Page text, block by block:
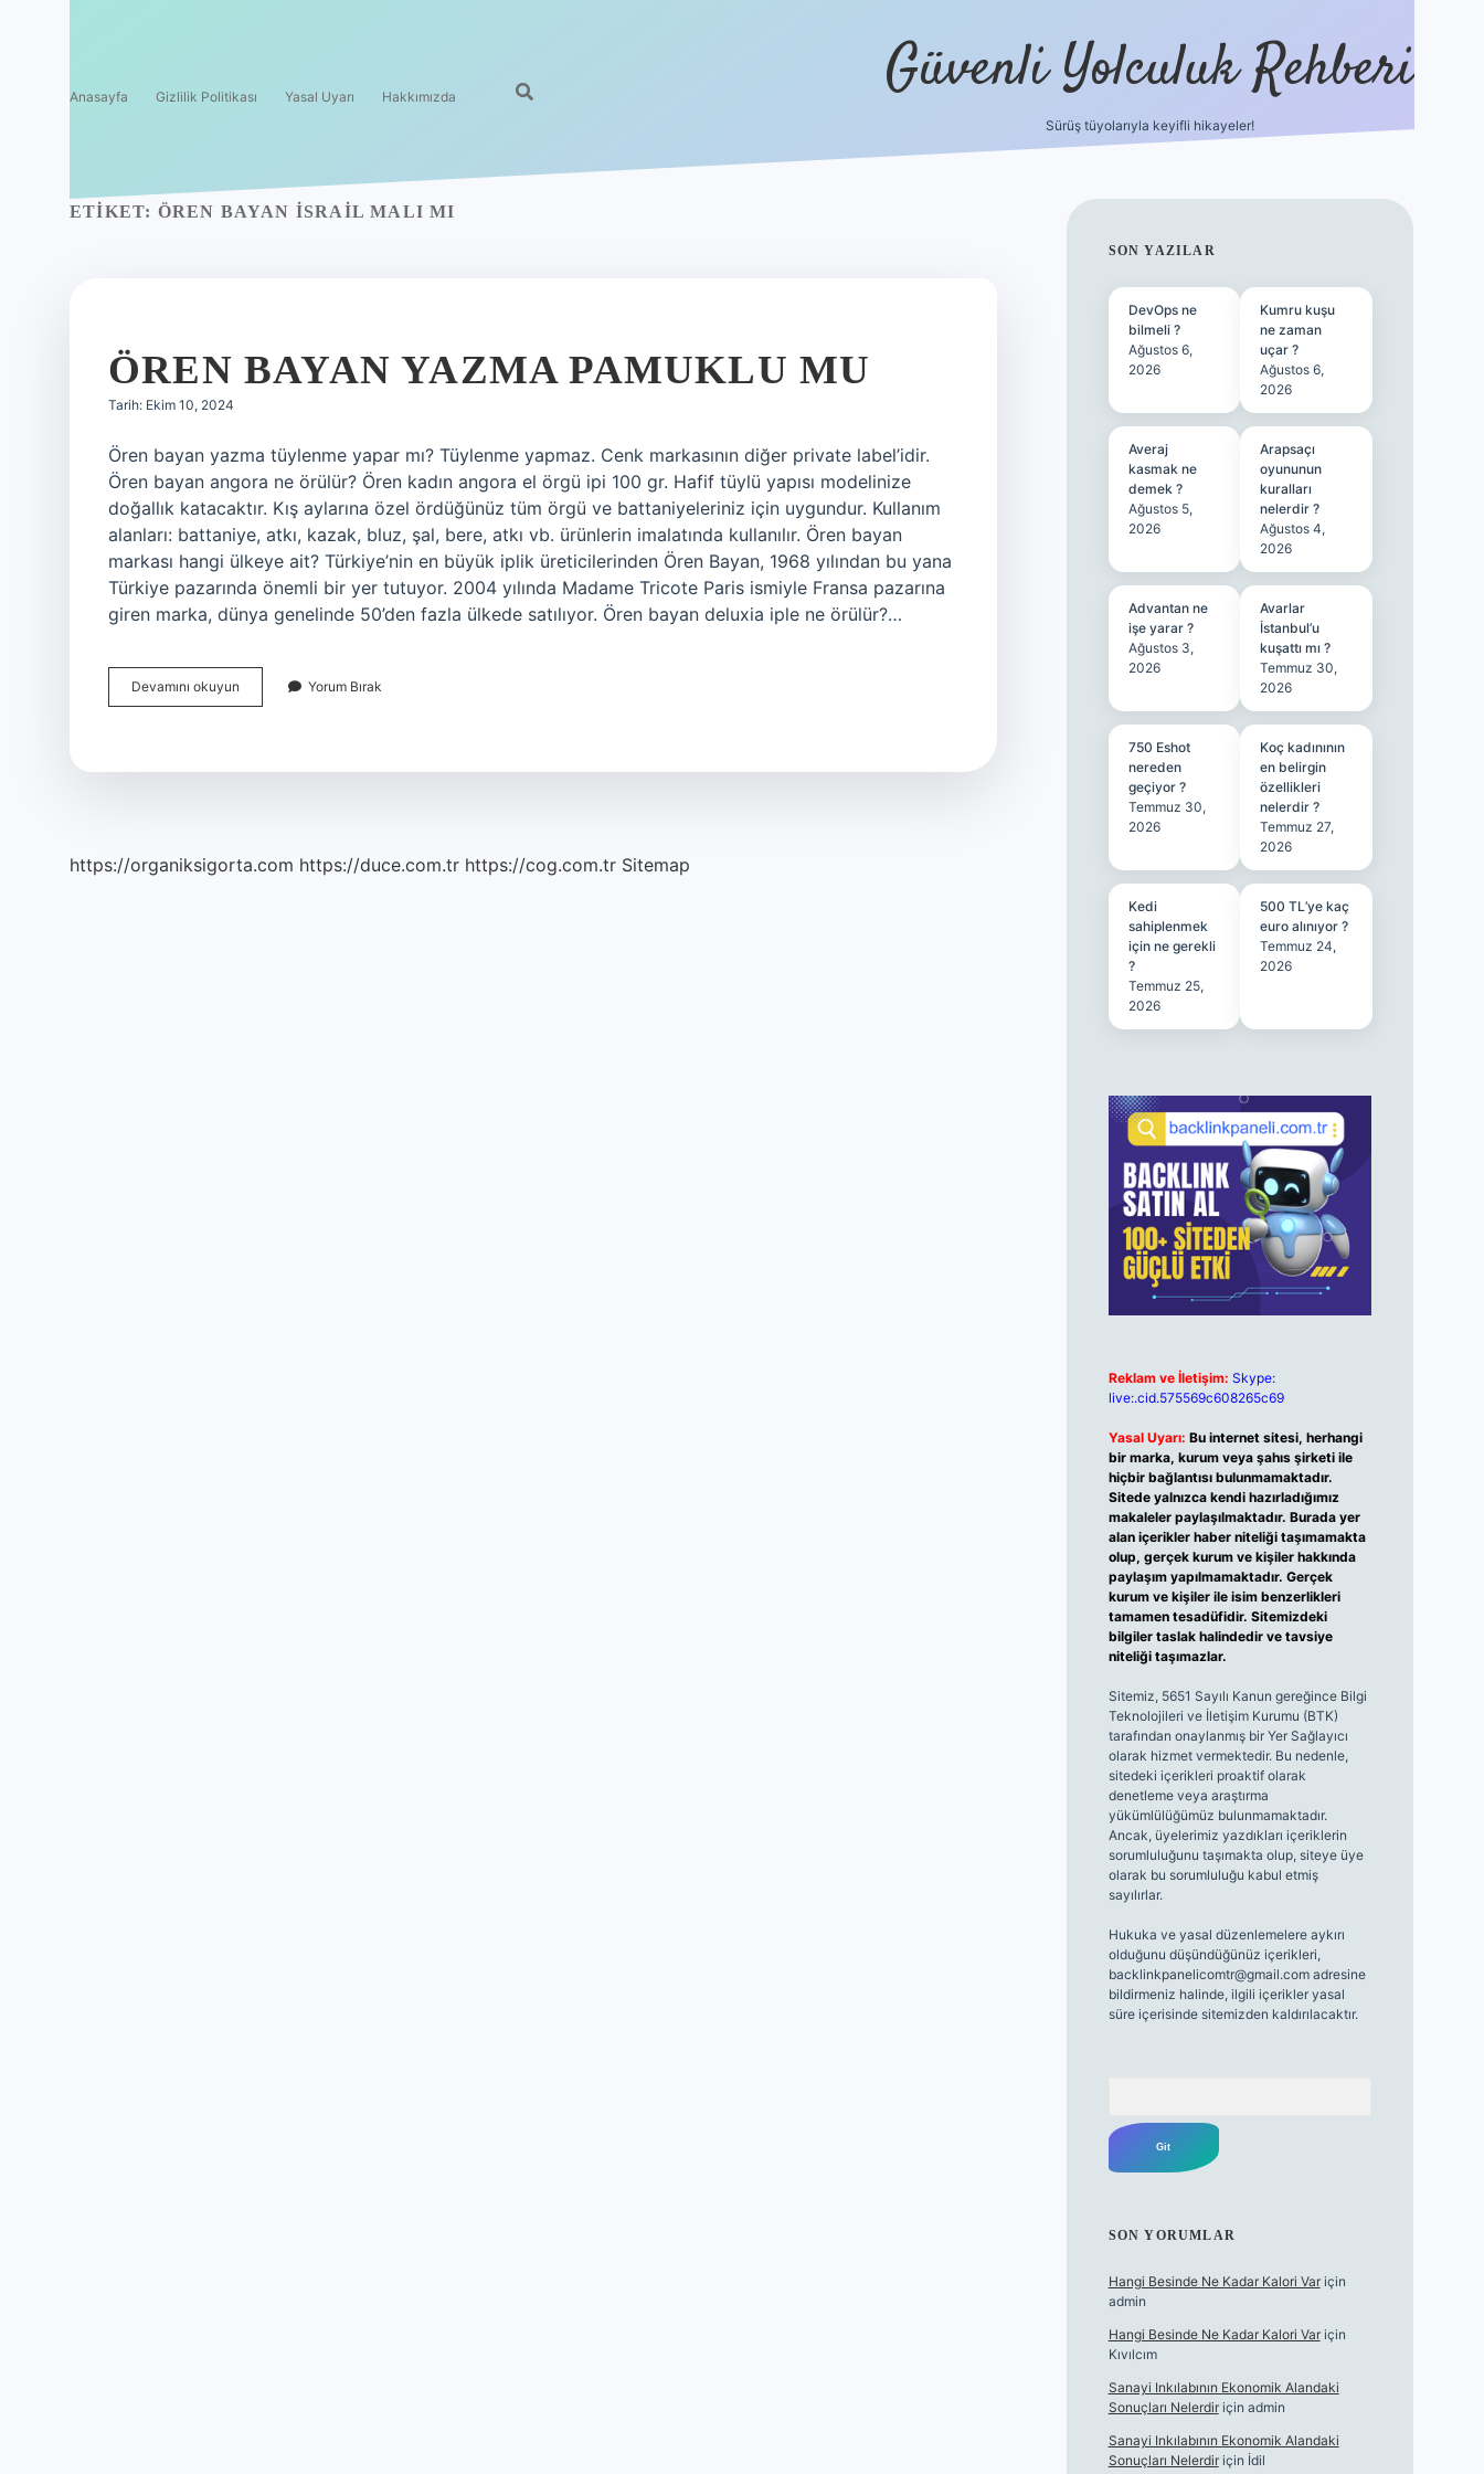
Anasayfa Gizlilik Politikası Yasal Uyarı Hakkımızda Güvenli Yolculuk Rehberi
Sürüş tüyolarıyla keyifli hikayeler!
ETIKET: ÖREN BAYAN İSRAIL MALI MI
ÖREN BAYAN YAZMA PAMUKLU MU
Tarih: Ekim 10, 2024
Ören bayan yazma tüylenme yapar mı? Tüylenme yapmaz. Cenk markasının diğer private label’idir.
Ören bayan angora ne örülür? Ören kadın angora el örgü ipi 100 gr. Hafif tüylü yapısı modelinize
doğallık katacaktır. Kış aylarına özel ördüğünüz tüm örgü ve battaniyeleriniz için uygundur. Kullanım
alanları: battaniye, atkı, kazak, bluz, şal, bere, atkı vb. ürünlerin imalatında kullanılır. Ören bayan
markası hangi ülkeye ait? Türkiye’nin en büyük iplik üreticilerinden Ören Bayan, 1968 yılından bu yana
Türkiye pazarında önemli bir yer tutuyor. 2004 yılında Madame Tricote Paris ismiyle Fransa pazarına
giren marka, dünya genelinde 50’den fazla ülkede satılıyor. Ören bayan deluxia iple ne örülür?…
Devamını okuyun
Bayan
Yorum Bırak
https://organiksigorta.com https://duce.com.tr https://cog.com.tr Sitemap
SIDEBAR
SON YAZILAR
DevOps ne
bilmeli ?
Ağustos 6,
2026
Kumru kuşu
ne zaman
uçar ?
Ağustos 6,
2026
Averaj
kasmak ne
demek ?
Ağustos 5,
2026
Arapsaçı
oyununun
kuralları
nelerdir ?
Ağustos 4,
2026
Advantan ne
işe yarar ?
Ağustos 3,
2026
Avarlar
İstanbul’u
kuşattı mı ?
Temmuz 30,
2026
750 Eshot
nereden
geçiyor ?
Temmuz 30,
2026
Koç kadınının
en belirgin
özellikleri
nelerdir ?
Temmuz 27,
2026
Kedi
sahiplenmek
için ne gerekli
?
Temmuz 25,
2026
500 TL’ye kaç
euro alınıyor ?
Temmuz 24,
2026
Reklam ve İletişim: Skype:
live:.cid.575569c608265c69
Yasal Uyarı: Bu internet sitesi, herhangi
bir marka, kurum veya şahıs şirketi ile
hiçbir bağlantısı bulunmamaktadır.
Sitede yalnızca kendi hazırladığımız
makaleler paylaşılmaktadır. Burada yer
alan içerikler haber niteliği taşımamakta
olup, gerçek kurum ve kişiler hakkında
paylaşım yapılmamaktadır. Gerçek
kurum ve kişiler ile isim benzerlikleri
tamamen tesadüfidir. Sitemizdeki
bilgiler taslak halindedir ve tavsiye
niteliği taşımazlar.
Sitemiz, 5651 Sayılı Kanun gereğince Bilgi
Teknolojileri ve İletişim Kurumu (BTK)
tarafından onaylanmış bir Yer Sağlayıcı
olarak hizmet vermektedir. Bu nedenle,
sitedeki içerikleri proaktif olarak
denetleme veya araştırma
yükümlülüğümüz bulunmamaktadır.
Ancak, üyelerimiz yazdıkları içeriklerin
sorumluluğunu taşımakta olup, siteye üye
olarak bu sorumluluğu kabul etmiş
sayılırlar.
Hukuka ve yasal düzenlemelere aykırı
olduğunu düşündüğünüz içerikleri,
backlinkpanelicomtr@gmail.comadresine
bildirmeniz halinde, ilgili içerikler yasal
süre içerisinde sitemizden kaldırılacaktır.
SON YORUMLAR
Hangi Besinde Ne Kadar Kalori Variçin
admin
Hangi Besinde Ne Kadar Kalori Variçin
Kıvılcım
Sanayi Inkılabının Ekonomik Alandaki
Sonuçları Nelerdiriçin admin
Sanayi Inkılabının Ekonomik Alandaki
Sonuçları Nelerdiriçin İdil
grandoperabet